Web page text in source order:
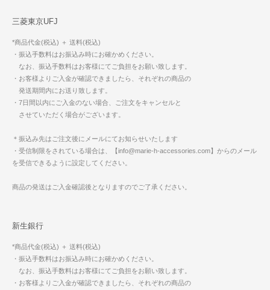
三菱東京UFJ
*商品代金(税込) ＋ 送料(税込)
・振込手数料はお振込み時にお確かめください。
なお、振込手数料はお客様にてご負担をお願い致します。
・お客様よりご入金が確認できましたら、それぞれの商品の
発送期間内にお送り致します。
・7日間以内にご入金のない場合、ご注文をキャンセルと
させていただく場合がございます。
＊振込み先はご注文後にメールにてお知らせいたします
・受信制限をされている場合は、【info@marie-h-accessories.com】からのメール
を受信できるように設定してください。
商品の発送はご入金確認後となりますのでご了承ください。
新生銀行
*商品代金(税込) ＋ 送料(税込)
・振込手数料はお振込み時にお確かめください。
なお、振込手数料はお客様にてご負担をお願い致します。
・お客様よりご入金が確認できましたら、それぞれの商品の